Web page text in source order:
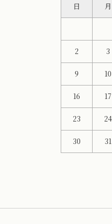
日 月
2 3
9 10
16 17
23 24
30 31